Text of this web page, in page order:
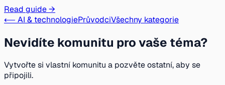
Read guide →
⟵ AI & technologiePrůvodciVšechny kategorie
Nevidíte komunitu pro vaše téma?
Vytvořte si vlastní komunitu a pozvěte ostatní, aby se
připojili.